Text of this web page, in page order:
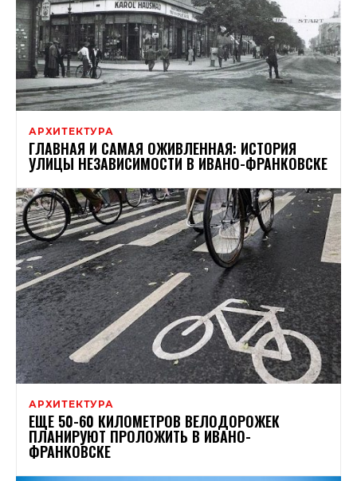
АРХИТЕКТУРА
ГЛАВНАЯ И САМАЯ ОЖИВЛЕННАЯ: ИСТОРИЯ
УЛИЦЫ НЕЗАВИСИМОСТИ В ИВАНО-ФРАНКОВСКЕ
АРХИТЕКТУРА
ЕЩЕ 50-60 КИЛОМЕТРОВ ВЕЛОДОРОЖЕК
ПЛАНИРУЮТ ПРОЛОЖИТЬ В ИВАНО-
ФРАНКОВСКЕ